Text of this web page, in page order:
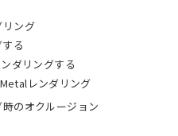
ング
る
ダリングする
レンダリング
のオクルージョン